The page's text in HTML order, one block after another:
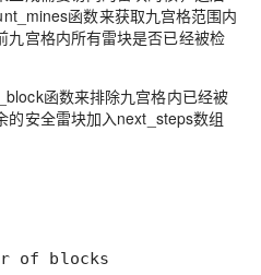
函数来获取九宫格范围内
九宫格内所有雷块是否已经被检
函数来排除九宫格内已经被
的安全雷块加入next_steps数组